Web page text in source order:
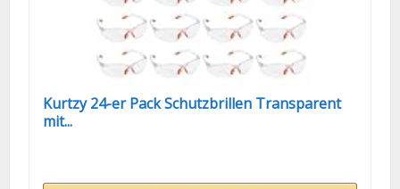
Kurtzy 24-er Pack Schutzbrillen Transparent
mit...